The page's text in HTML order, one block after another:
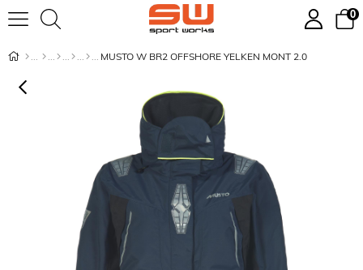
0
MUSTO W BR2 OFFSHORE YELKEN MONT 2.0